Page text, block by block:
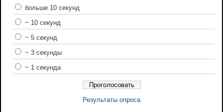
больше 10 секунд
~ 10 секунд
~ 5 секунд
~ 3 секунды
~ 1 секунда
Результаты опроса